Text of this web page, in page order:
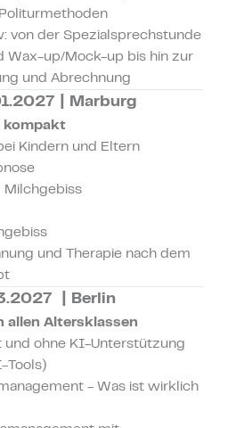
von der Spezialsprechstunde
Wax-up/Mock-up bis hin zur
und Abrechnung
| Marburg
kompakt
Kindern und Eltern
Milchgebiss
und Therapie nach dem
| Berlin
allen Altersklassen
und ohne KI-Unterstützung
Tools)
- Was ist wirklich